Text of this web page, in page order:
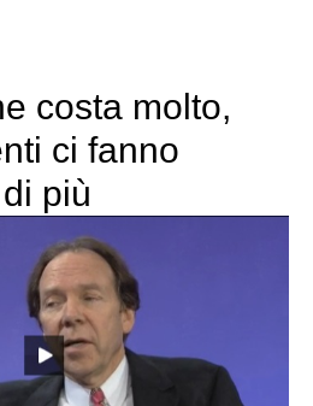
costa molto,
ci fanno
più